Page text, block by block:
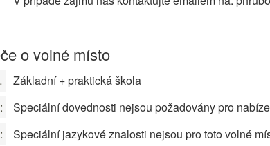
o volné místo
Základní + praktická škola
Speciální dovednosti nejsou požadovány pro
Speciální jazykové znalosti nejsou pro toto volné